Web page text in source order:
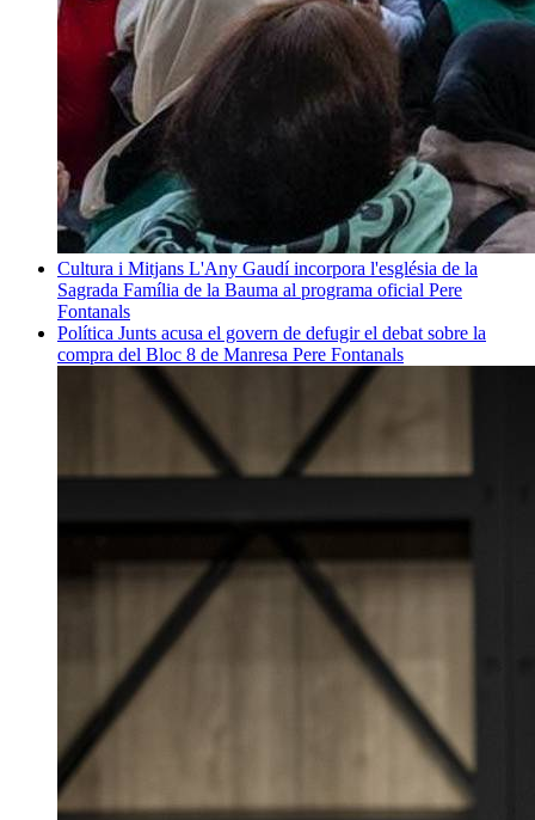
Cultura i Mitjans L'Any Gaudí incorpora l'església de la
Sagrada Família de la Bauma al programa oficial Pere
Fontanals
Política Junts acusa el govern de defugir el debat sobre la
compra del Bloc 8 de Manresa Pere Fontanals